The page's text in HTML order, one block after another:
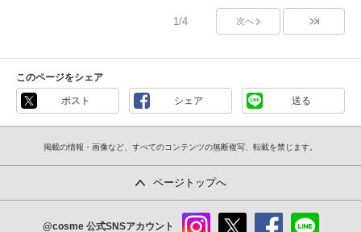
1/4 次へ
このページをシェア
ポスト シェア 送る
掲載の情報・画像など、すべてのコンテンツの無断複写、転載を禁じます。
ページトップへ
@cosme 公式SNSアカウント